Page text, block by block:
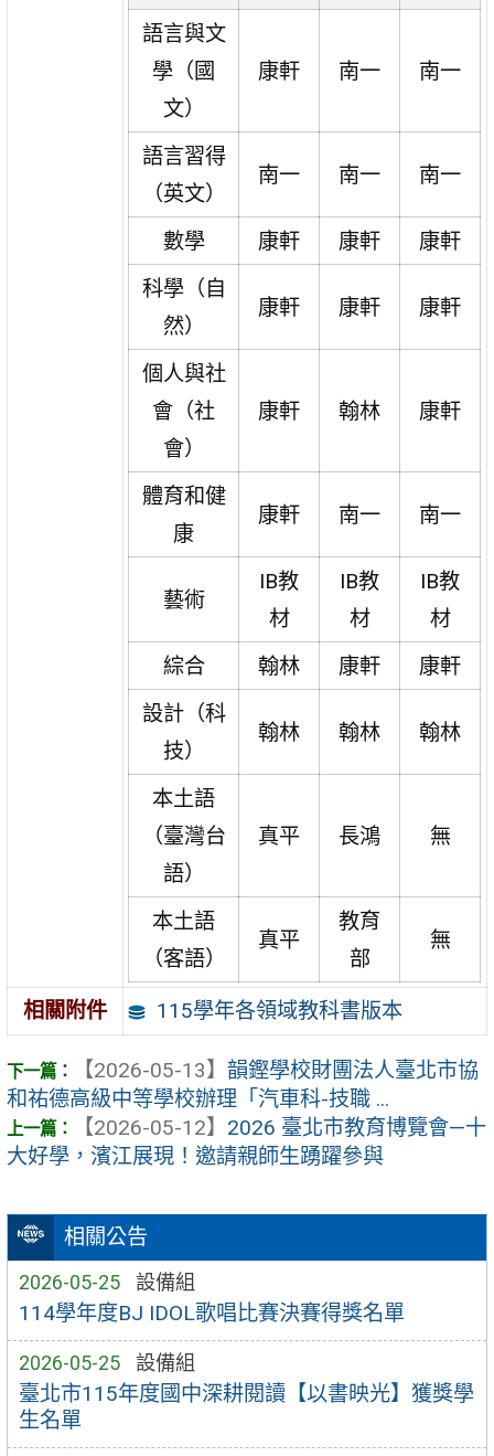
相關公告
2026-05-25 設備組
114學年度BJ IDOL歌唱比賽決賽得獎名單
2026-05-25 設備組
臺北市115年度國中深耕閱讀【以書映光】獲獎學
生名單
語言與文
學（國
文）
康軒 南一 南一
語言習得
（英文）
南一 南一 南一
數學 康軒 康軒
康軒
科學（自
然）
康軒 康軒 康軒
個人與社
會（社
會）
康軒 翰林 康軒
體育和健
康
康軒 南一 南一
藝術
IB教
材
IB教
材
IB教
材
綜合
翰林 康軒
康軒
設計（科
技）
翰林 翰林 翰林
本土語
（臺灣台
語）
真平 長鴻 無
本土語
（客語）
真平
教育
部
無
相關附件 115學年各領域教科書版本
【2026-05-13】 韻鏗學校財團法人臺北市協
和祐德高級中等學校辦理「汽車科-技職 ...
【2026-05-12】 2026 臺北市教育博覽會—十
大好學，濱江展現！邀請親師生踴躍參與